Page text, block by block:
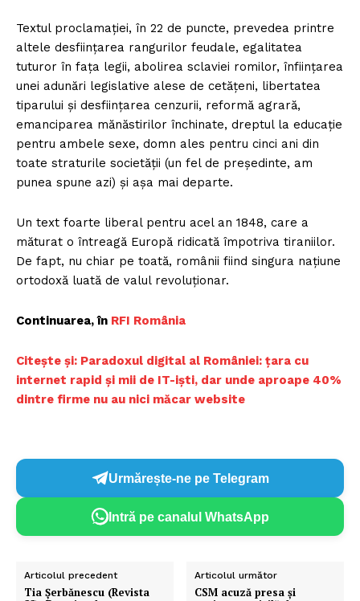
Textul proclamației, în 22 de puncte, prevedea printre
altele desființarea rangurilor feudale, egalitatea
tuturor în fața legii, abolirea sclaviei romilor, înființarea
unei adunări legislative alese de cetățeni, libertatea
tiparului și desființarea cenzurii, reformă agrară,
emanciparea mănăstirilor închinate, dreptul la educație
pentru ambele sexe, domn ales pentru cinci ani din
toate straturile societății (un fel de președinte, am
punea spune azi) și așa mai departe.
Un text foarte liberal pentru acel an 1848, care a
măturat o întreagă Europă ridicată împotriva tiraniilor.
De fapt, nu chiar pe toată, românii fiind singura națiune
ortodoxă luată de valul revoluționar.
Continuarea, în RFI România
Citește și: Paradoxul digital al României: țara cu
internet rapid și mii de IT-iști, dar unde aproape 40%
dintre firme nu au nici măcar website
Urmărește-ne pe Telegram
Intră pe canalul WhatsApp
Articolul precedent
Tia Șerbănescu (Revista
Articolul următor
CSM acuză presa și